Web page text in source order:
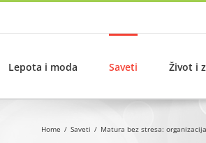
Lepota i moda Saveti Život i
Home Saveti Matura bez stresa: